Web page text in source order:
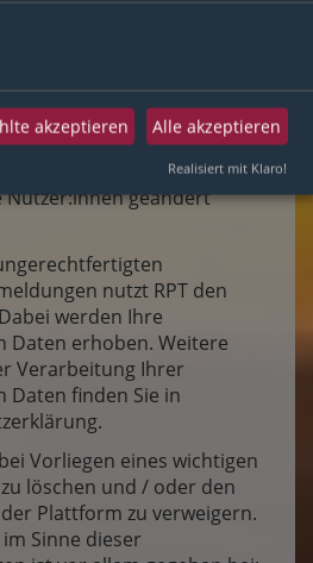
Sinne des § 4 (1) können
werden. Bei Verlust
Sinne des § 4 (2) können
bei RPT auf einen
im Sinne des § 4 (1)
Hierbei wird zum Zugang ein
Dieses kann im
Nutzer:innen geändert
nutzt RPT den
werden Ihre
Daten erhoben. Weitere
Verarbeitung Ihrer
Daten finden Sie in
Vorliegen eines wichtigen
löschen und / oder den
Plattform zu verweigern.
Sinne dieser
akzeptieren Alle akzeptieren
Realisiert mit Klaro!